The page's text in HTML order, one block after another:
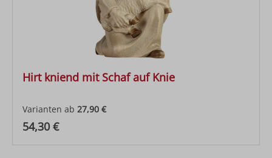
Hirt kniend mit Schaf auf Knie
Varianten ab 27,90 €
Regulärer Preis:
54,30 €